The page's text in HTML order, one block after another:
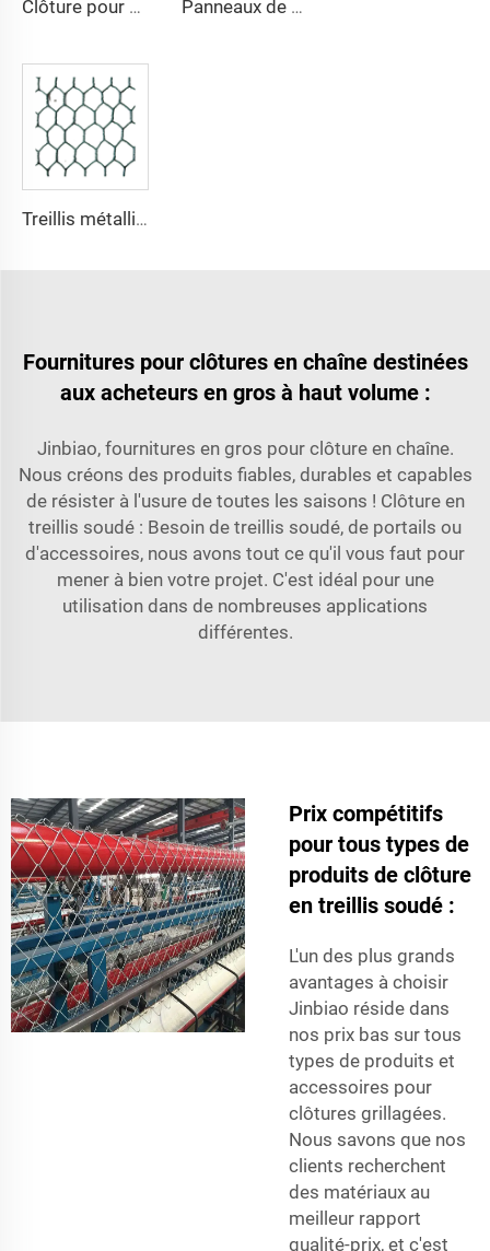
Clôture pour Ferme Équine Populaire Galvanisée Clôture Métallique pour Cour de Ferme Portails pour Bétail Panneaux pour Chevaux Panneaux de Clôture de Haute Qualité pour Enclos à Moutons Panneaux en Acier pour Chèvres Stalles pour Chevaux Stables pour Bétail et Moutons
Treillis métallique galvanisé en acier inoxydable pour poulailler Treillis décoratif hexagonal pour poulailler avec revêtement PVC pour construction de clôtures Usage extérieur
Fournitures pour clôtures en chaîne destinées
aux acheteurs en gros à haut volume :
Jinbiao, fournitures en gros pour clôture en chaîne.
Nous créons des produits fiables, durables et capables
de résister à l'usure de toutes les saisons ! Clôture en
treillis soudé : Besoin de treillis soudé, de portails ou
d'accessoires, nous avons tout ce qu'il vous faut pour
mener à bien votre projet. C'est idéal pour une
utilisation dans de nombreuses applications
différentes.
Prix compétitifs
pour tous types de
produits de clôture
en treillis soudé :
L'un des plus grands
avantages à choisir
Jinbiao réside dans
nos prix bas sur tous
types de produits et
accessoires pour
clôtures grillagées.
Nous savons que nos
clients recherchent
des matériaux au
meilleur rapport
qualité-prix, et c'est